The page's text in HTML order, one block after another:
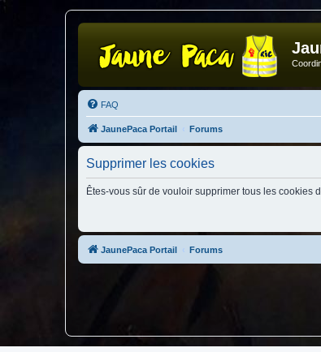
FAQ
JaunePaca Portail Forums
Supprimer les cookies
Êtes-vous sûr de vouloir supprimer tous les cookies
JaunePaca Portail Forums